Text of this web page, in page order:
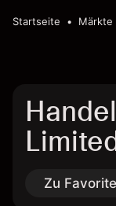
Startseite Märkte
Zu